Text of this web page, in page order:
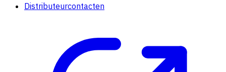
Distributeurcontacten